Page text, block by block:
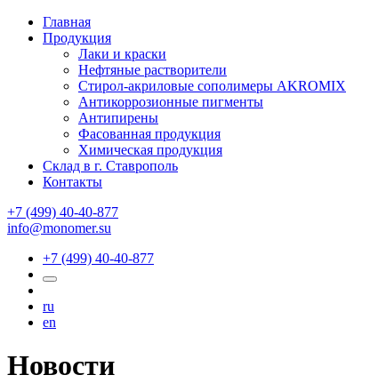
Главная
Продукция
Лаки и краски
Нефтяные растворители
Стирол-акриловые сополимеры AKROMIX
Антикоррозионные пигменты
Антипирены
Фасованная продукция
Химическая продукция
Склад в г. Ставрополь
Контакты
+7 (499) 40-40-877
info@monomer.su
+7 (499) 40-40-877
ru
en
Новости